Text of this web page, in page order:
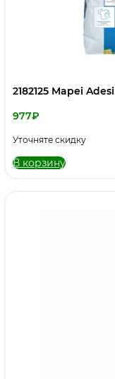
2182125 Mapei
977₽
Уточняте скидку
В корзину